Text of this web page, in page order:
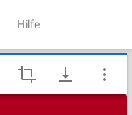
Hilfe